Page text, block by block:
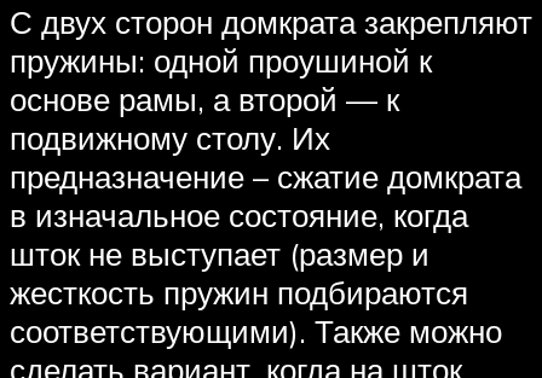
С двух сторон домкрата закрепляют
пружины: одной проушиной к
основе рамы, а второй — к
подвижному столу. Их
предназначение – сжатие домкрата
в изначальное состояние, когда
шток не выступает (размер и
жесткость пружин подбираются
соответствующими). Также можно
сделать вариант, когда на шток